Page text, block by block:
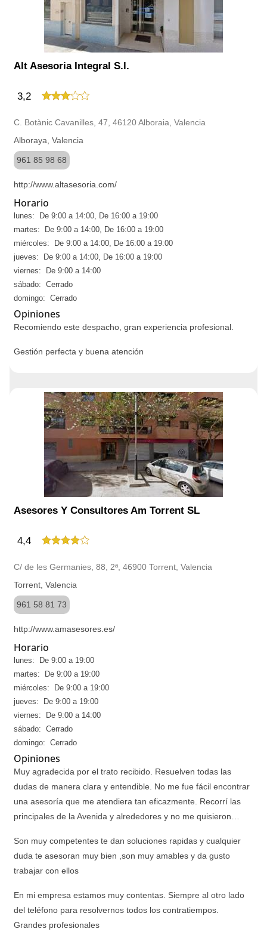
Alt Asesoria Integral S.l.
3,2
C. Botànic Cavanilles, 47, 46120 Alboraia, Valencia
Alboraya, Valencia
961 85 98 68
http://www.altasesoria.com/
Horario
lunes: De 9:00 a 14:00, De 16:00 a 19:00
martes: De 9:00 a 14:00, De 16:00 a 19:00
miércoles: De 9:00 a 14:00, De 16:00 a 19:00
jueves: De 9:00 a 14:00, De 16:00 a 19:00
viernes: De 9:00 a 14:00
sábado: Cerrado
domingo: Cerrado
Opiniones
Recomiendo este despacho, gran experiencia profesional.
Gestión perfecta y buena atención
Asesores Y Consultores Am Torrent SL
4,4
C/ de les Germanies, 88, 2ª, 46900 Torrent, Valencia
Torrent, Valencia
961 58 81 73
http://www.amasesores.es/
Horario
lunes: De 9:00 a 19:00
martes: De 9:00 a 19:00
miércoles: De 9:00 a 19:00
jueves: De 9:00 a 19:00
viernes: De 9:00 a 14:00
sábado: Cerrado
domingo: Cerrado
Opiniones
Muy agradecida por el trato recibido. Resuelven todas las
dudas de manera clara y entendible. No me fue fácil encontrar
una asesoría que me atendiera tan eficazmente. Recorrí las
principales de la Avenida y alrededores y no me quisieron…
Son muy competentes te dan soluciones rapidas y cualquier
duda te asesoran muy bien ,son muy amables y da gusto
trabajar con ellos
En mi empresa estamos muy contentas. Siempre al otro lado
del teléfono para resolvernos todos los contratiempos.
Grandes profesionales